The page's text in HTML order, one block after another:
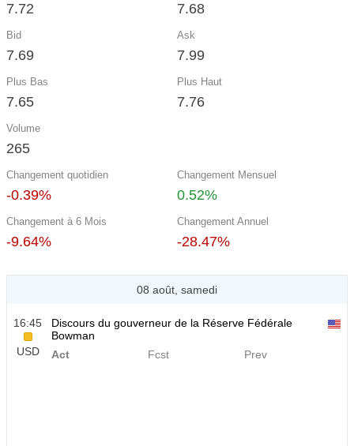
7.72 7.68
Bid
7.69
Ask
7.99
Plus Bas
7.65
Plus Haut
7.76
Volume
265
Changement quotidien
-0.39%
Changement Mensuel
0.52%
Changement à 6 Mois
-9.64%
Changement Annuel
-28.47%
08 août, samedi
16:45
USD
Discours du gouverneur de la Réserve Fédérale
Bowman
Act
Fcst Prev